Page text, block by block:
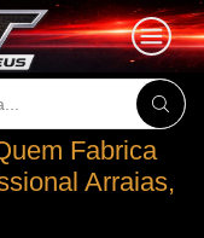
Fabrica
Arraias,